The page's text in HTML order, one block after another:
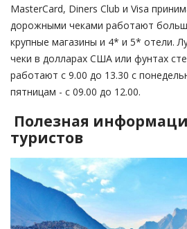
MasterCard, Diners Club и Visa
дорожными чеками работают
крупные магазины и 4* и 5* отели.
чеки в долларах США или фунтах
работают с 9.00 до 13.30 с
пятницам - с 09.00 до 12.00.
Полезная
туристов